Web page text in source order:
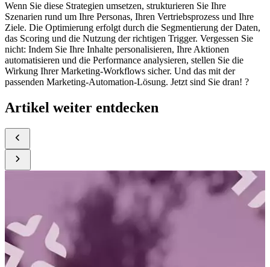
Wenn Sie diese Strategien umsetzen, strukturieren Sie Ihre
Szenarien rund um Ihre Personas, Ihren Vertriebsprozess und Ihre
Ziele. Die Optimierung erfolgt durch die Segmentierung der Daten,
das Scoring und die Nutzung der richtigen Trigger. Vergessen Sie
nicht: Indem Sie Ihre Inhalte personalisieren, Ihre Aktionen
automatisieren und die Performance analysieren, stellen Sie die
Wirkung Ihrer Marketing-Workflows sicher. Und das mit der
passenden Marketing-Automation-Lösung. Jetzt sind Sie dran! ?
Artikel weiter entdecken